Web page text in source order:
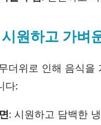
원하고 가벼
더위로 인해 음식을
다:
: 시원하고 담백한